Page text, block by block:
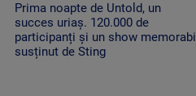
Prima noapte de Untold, un
succes uriaș. 120.000 de
participanți și un show memorabil
susținut de Sting